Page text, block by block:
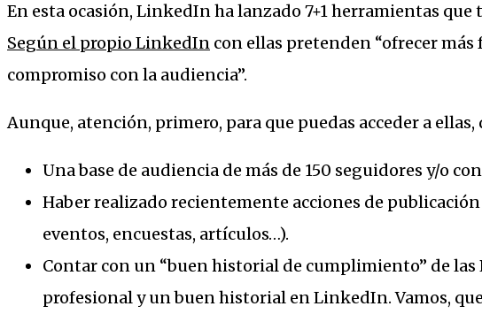
En esta ocasión, LinkedIn ha lanzado 7+1 herramientas
Según el propio LinkedIn con ellas pretenden “ofrecer
compromiso con la audiencia”.
Aunque, atención, primero, para que puedas acceder a
Una base de audiencia de más de 150 seguidores y/o
Haber realizado recientemente acciones de
eventos, encuestas, artículos…).
Contar con un “buen historial de cumplimiento” de
profesional y un buen historial en LinkedIn. Vamos,